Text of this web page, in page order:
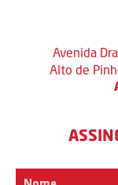
Avenida
Alto de